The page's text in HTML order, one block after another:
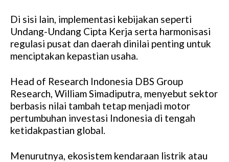
Di sisi lain, implementasi kebijakan seperti
Undang-Undang Cipta Kerja serta harmonisasi
regulasi pusat dan daerah dinilai penting untuk
menciptakan kepastian usaha.
Head of Research Indonesia DBS Group
Research, William Simadiputra, menyebut sektor
berbasis nilai tambah tetap menjadi motor
pertumbuhan investasi Indonesia di tengah
ketidakpastian global.
Menurutnya, ekosistem kendaraan listrik atau